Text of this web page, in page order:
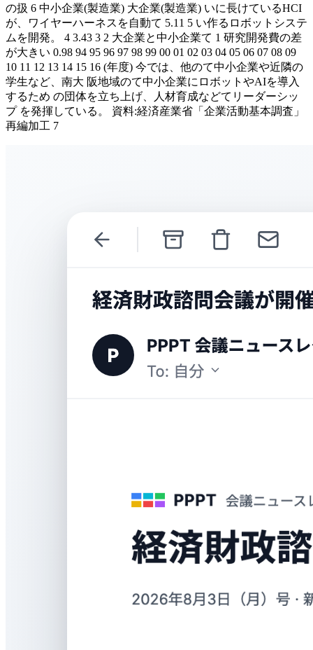
の扱 6 中小企業(製造業) 大企業(製造業) いに長けているHCI
が、ワイヤーハーネスを自動て 5.11 5 い作るロボットシステ
ムを開発。 4 3.43 3 2 大企業と中小企業て 1 研究開発費の差
が大きい 0.98 94 95 96 97 98 99 00 01 02 03 04 05 06 07 08 09
10 11 12 13 14 15 16 (年度) 今では、他のて中小企業や近隣の
学生など、南大 阪地域のて中小企業にロボットやAIを導入
するため の団体を立ち上げ、人材育成などてリーダーシッ
プ を発揮している。 資料:経済産業省「企業活動基本調査」
再編加工 7